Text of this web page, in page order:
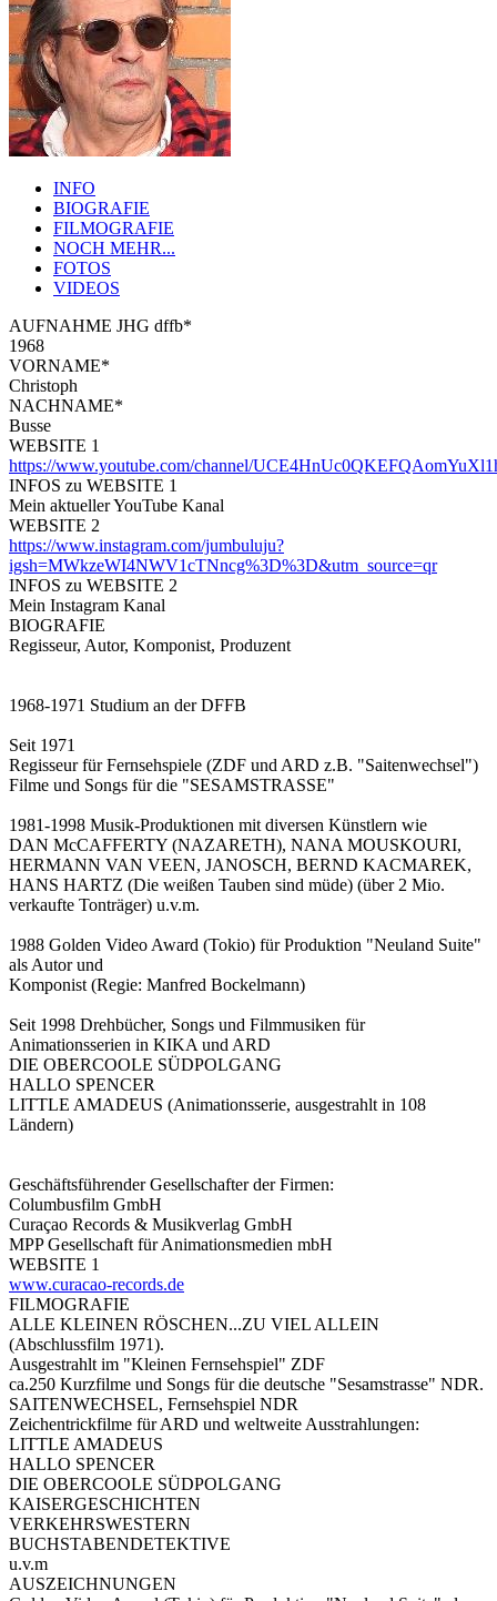
INFO
BIOGRAFIE
FILMOGRAFIE
NOCH MEHR...
FOTOS
VIDEOS
AUFNAHME JHG dffb*
1968
VORNAME*
Christoph
NACHNAME*
Busse
WEBSITE 1
https://www.youtube.com/channel/
INFOS zu WEBSITE 1
Mein aktueller YouTube Kanal
WEBSITE 2
https://www.instagram.com/jumbuluju?
igsh=MWkzeWI4NWV1cTNncg%3D%3D&utm_source=qr
INFOS zu WEBSITE 2
Mein Instagram Kanal
BIOGRAFIE
Regisseur, Autor, Komponist, Produzent
1968-1971 Studium an der DFFB
Seit 1971
Regisseur für Fernsehspiele (ZDF und ARD z.B. "Saitenwechsel")
Filme und Songs für die "SESAMSTRASSE"
1981-1998 Musik-Produktionen mit diversen Künstlern wie
DAN McCAFFERTY (NAZARETH), NANA MOUSKOURI,
HERMANN VAN VEEN, JANOSCH, BERND KACMAREK,
HANS HARTZ (Die weißen Tauben sind müde) (über 2 Mio.
verkaufte Tonträger) u.v.m.
1988 Golden Video Award (Tokio) für Produktion "Neuland Suite"
als Autor und
Komponist (Regie: Manfred Bockelmann)
Seit 1998 Drehbücher, Songs und Filmmusiken für
Animationsserien in KIKA und ARD
DIE OBERCOOLE SÜDPOLGANG
HALLO SPENCER
LITTLE AMADEUS (Animationsserie, ausgestrahlt in 108
Ländern)
Geschäftsführender Gesellschafter der Firmen:
Columbusfilm GmbH
Curaçao Records & Musikverlag GmbH
MPP Gesellschaft für Animationsmedien mbH
WEBSITE 1
www.curacao-records.de
FILMOGRAFIE
ALLE KLEINEN RÖSCHEN...ZU VIEL ALLEIN
(Abschlussfilm 1971).
Ausgestrahlt im "Kleinen Fernsehspiel" ZDF
ca.250 Kurzfilme und Songs für die deutsche "Sesamstrasse" NDR.
SAITENWECHSEL, Fernsehspiel NDR
Zeichentrickfilme für ARD und weltweite Ausstrahlungen:
LITTLE AMADEUS
HALLO SPENCER
DIE OBERCOOLE SÜDPOLGANG
KAISERGESCHICHTEN
VERKEHRSWESTERN
BUCHSTABENDETEKTIVE
u.v.m
AUSZEICHNUNGEN